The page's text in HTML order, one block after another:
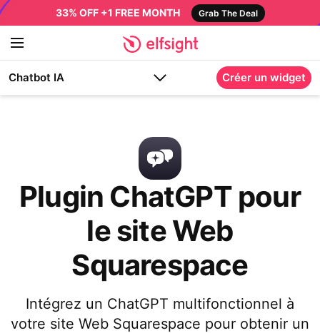
33% OFF +1 FREE MONTH Grab The Deal
Chatbot IA Créer un widget
Plugin ChatGPT pour
le site Web
Squarespace
Intégrez un ChatGPT multifonctionnel à
votre site Web Squarespace pour obtenir un